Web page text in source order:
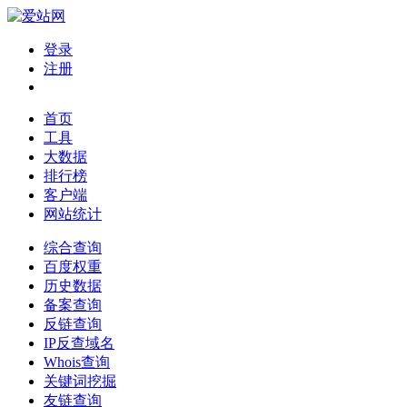
登录
注册
首页
工具
大数据
排行榜
客户端
网站统计
综合查询
百度权重
历史数据
备案查询
反链查询
IP反查域名
Whois查询
关键词挖掘
友链查询